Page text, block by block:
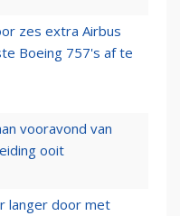
zes extra Airbus
Boeing 757's af te
vooravond van
ooit
langer door met